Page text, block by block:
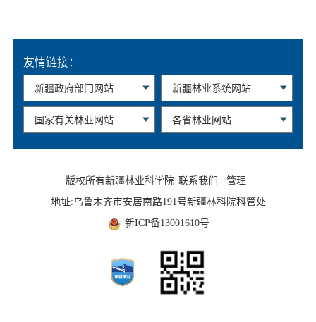
友情链接：
版权所有新疆林业科学院 联系我们
管理
地址:乌鲁木齐市安居南路191号新疆林科院科管处
新ICP备13001610号